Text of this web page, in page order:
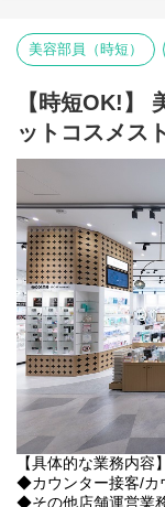
美容部員（時短）
【時短OK!】
ットコスメス
【具体的な業務内容】
◆カウンター接客/カ
◆その他店舗運営業